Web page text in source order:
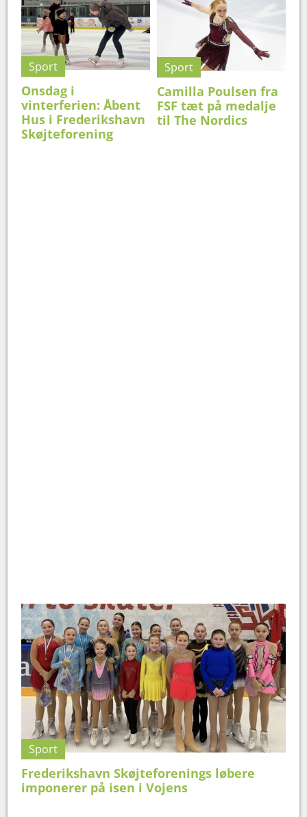
Sport
Onsdag i
vinterferien: Åbent
Hus i Frederikshavn
Skøjteforening
Sport
Camilla Poulsen fra
FSF tæt på medalje
til The Nordics
Sport
Frederikshavn Skøjteforenings løbere
imponerer på isen i Vojens